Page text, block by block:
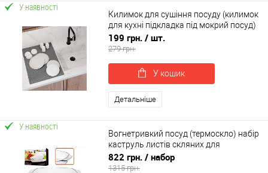
У наявності
Килимок для сушіння посуду (килимок
для кухні підкладка під мокрий посуд)
50х30 см OSPORT (R-00019)
199 грн. / шт.
279 грн.
У кошик
Детальніше
У наявності
Вогнетривкий посуд (термоскло) набір
каструль листів скляних для
запікання 2шт Stenson Firex (MS-0514)
822 грн. / набор
1315 грн.